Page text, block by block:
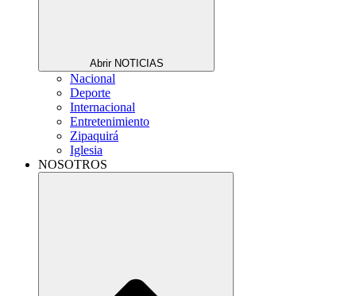
Abrir NOTICIAS
Nacional
Deporte
Internacional
Entretenimiento
Zipaquirá
Iglesia
NOSOTROS